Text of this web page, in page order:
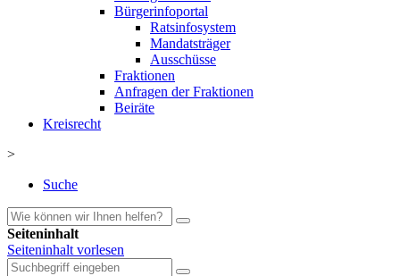
Bürgerinfoportal
Ratsinfosystem
Mandatsträger
Ausschüsse
Fraktionen
Anfragen der Fraktionen
Beiräte
Kreisrecht
>
Suche
Seiteninhalt
Seiteninhalt vorlesen